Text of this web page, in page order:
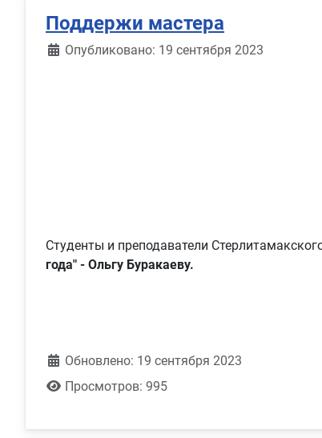
Поддержи мастера
Информация о материале
Опубликовано: 19 сентября 2023
Студенты и преподаватели
года" - Ольгу Буракаеву.
Обновлено: 19 сентября 2023
Просмотров: 995